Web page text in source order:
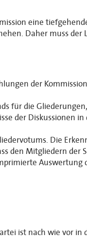
eine
Daher muss der
der
für die
der Diskussionen
Die
den Mitgliedern der
Auswertung
ist nach wie vor